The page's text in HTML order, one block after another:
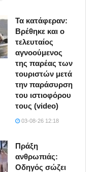
Τα κατάφεραν:
Βρέθηκε και ο
τελευταίος
αγνοούμενος
της παρέας των
τουριστών μετά
την παράσυρση
του ιστιοφόρου
τους (video)
03-08-26 12:18
Πράξη
ανθρωπιάς:
Οδηγός σώζει